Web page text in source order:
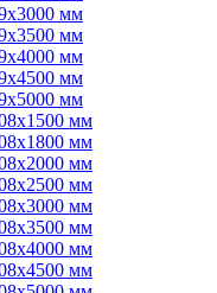
мм
мм
мм
мм
мм
мм
мм
мм
мм
мм
мм
мм
мм